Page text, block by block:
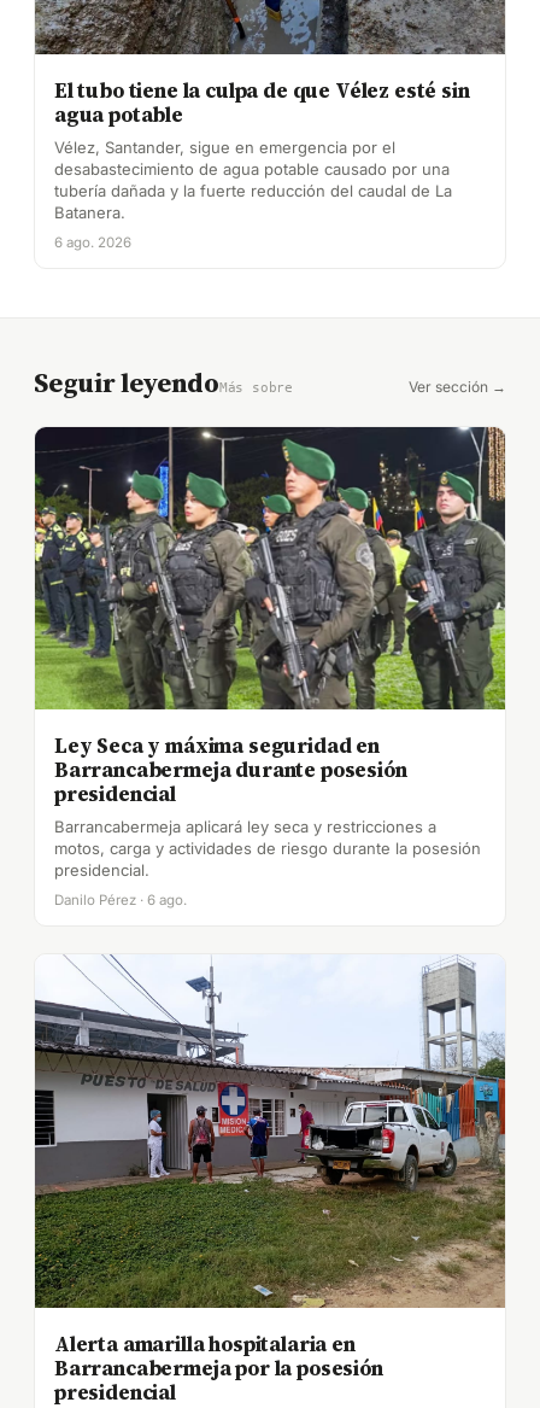
El tubo tiene la culpa de que Vélez esté sin
agua potable
Vélez, Santander, sigue en emergencia por el
desabastecimiento de agua potable causado por una
tubería dañada y la fuerte reducción del caudal de La
Batanera.
6 ago. 2026
Seguir leyendoMás sobre Ver sección →
Ley Seca y máxima seguridad en
Barrancabermeja durante posesión
presidencial
Barrancabermeja aplicará ley seca y restricciones a
motos, carga y actividades de riesgo durante la posesión
presidencial.
Danilo Pérez · 6 ago.
Alerta amarilla hospitalaria en
Barrancabermeja por la posesión
presidencial